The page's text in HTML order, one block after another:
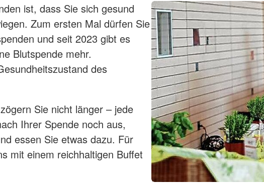
ist, dass Sie sich gesund
Zum ersten Mal dürfen Sie
und seit 2023 gibt es
Blutspende mehr.
des
Sie nicht länger – jede
Ihrer Spende noch aus,
essen Sie etwas dazu. Für
mit einem reichhaltigen Buffet